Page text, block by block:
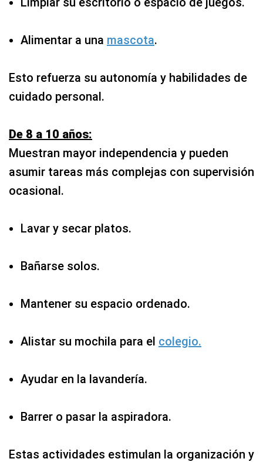
Alimentar a una mascota.
Esto refuerza su autonomía y habilidades de
cuidado personal.
De 8 a 10 años:
Muestran mayor independencia y pueden
asumir tareas más complejas con supervisión
ocasional.
Lavar y secar platos.
Bañarse solos.
Mantener su espacio ordenado.
Alistar su mochila para el colegio.
Ayudar en la lavandería.
Barrer o pasar la aspiradora.
Estas actividades estimulan la organización y